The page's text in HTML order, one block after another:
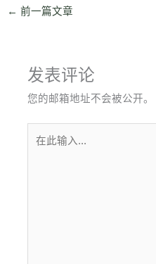
← 前一篇文章
发表评论
您的邮箱地址不会被公开。